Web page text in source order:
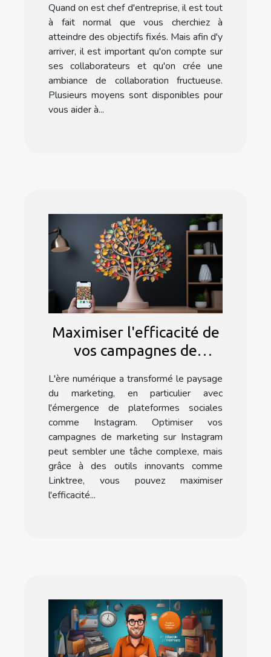
Quand on est chef d'entreprise, il est tout
à fait normal que vous cherchiez à
atteindre des objectifs fixés. Mais afin d'y
arriver, il est important qu'on compte sur
ses collaborateurs et qu'on crée une
ambiance de collaboration fructueuse.
Plusieurs moyens sont disponibles pour
vous aider à...
Maximiser l'efficacité de
vos campagnes de
avec l'application
Linktree
L'ère numérique a transformé le paysage
du marketing, en particulier avec
l'émergence de plateformes sociales
comme Instagram. Optimiser vos
campagnes de marketing sur Instagram
peut sembler une tâche complexe, mais
grâce à des outils innovants comme
Linktree, vous pouvez maximiser
l'efficacité...